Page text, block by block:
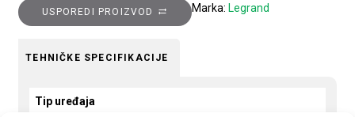
USPOREDI PROIZVOD Marka: Legrand
TEHNIČKE SPECIFIKACIJE
Tip uređaja